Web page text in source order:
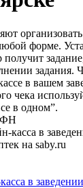
форме.
получит
задания.
в вашем
чека
в одном”.
ФН
в